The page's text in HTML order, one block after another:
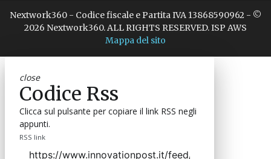
Nextwork360 - Codice fiscale e Partita IVA 13868590962 - ©
2026 Nextwork360. ALL RIGHTS RESERVED. ISP AWS
Mappa del sito
close
Codice Rss
Clicca sul pulsante per copiare il link RSS negli
appunti.
RSS link